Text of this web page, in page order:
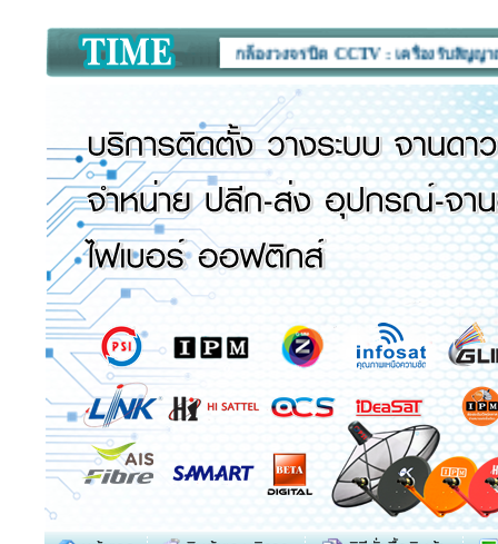
น่าย จานดาวเทียม กล้องวงจรปิด CCTV :เครื่องรับสัญญาณดาวเทียม